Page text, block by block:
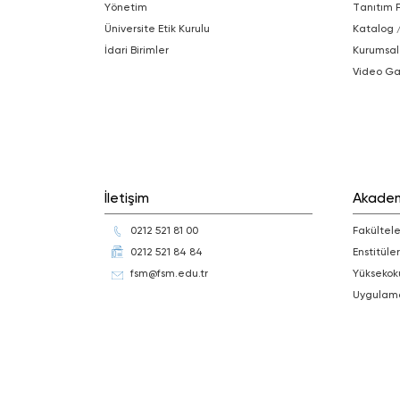
Yönetim
Üniversite Etik Kurulu
İdari Birimler
Tanıtım
Katalog
Video
İletişim
0212 521 81 00
0212 521 84 84
fsm@fsm.edu.tr
Enstitüler